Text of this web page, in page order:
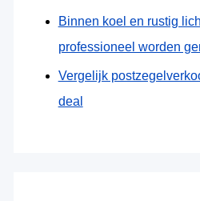
Binnen koel en rustig
professioneel worden
Vergelijk
deal